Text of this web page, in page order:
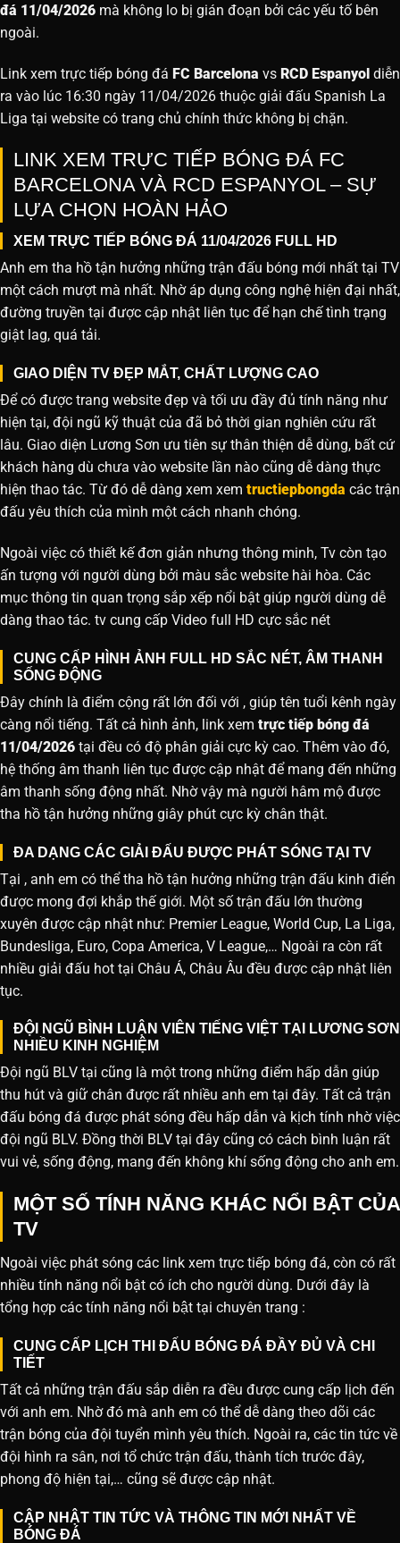
đá 11/04/2026 mà không lo bị gián đoạn bởi các yếu tố bên
ngoài.
Link xem trực tiếp bóng đá FC Barcelona vs RCD Espanyol diễn
ra vào lúc 16:30 ngày 11/04/2026 thuộc giải đấu Spanish La
Liga tại website có trang chủ chính thức không bị chặn.
LINK XEM TRỰC TIẾP BÓNG ĐÁ FC
BARCELONA VÀ RCD ESPANYOL – SỰ
LỰA CHỌN HOÀN HẢO
XEM TRỰC TIẾP BÓNG ĐÁ 11/04/2026 FULL HD
Anh em tha hồ tận hưởng những trận đấu bóng mới nhất tại TV
một cách mượt mà nhất. Nhờ áp dụng công nghệ hiện đại nhất,
đường truyền tại được cập nhật liên tục để hạn chế tình trạng
giật lag, quá tải.
GIAO DIỆN TV ĐẸP MẮT, CHẤT LƯỢNG CAO
Để có được trang website đẹp và tối ưu đầy đủ tính năng như
hiện tại, đội ngũ kỹ thuật của đã bỏ thời gian nghiên cứu rất
lâu. Giao diện Lương Sơn ưu tiên sự thân thiện dễ dùng, bất cứ
khách hàng dù chưa vào website lần nào cũng dễ dàng thực
hiện thao tác. Từ đó dễ dàng xem xem tructiepbongda các trận
đấu yêu thích của mình một cách nhanh chóng.
Ngoài việc có thiết kế đơn giản nhưng thông minh, Tv còn tạo
ấn tượng với người dùng bởi màu sắc website hài hòa. Các
mục thông tin quan trọng sắp xếp nổi bật giúp người dùng dễ
dàng thao tác. tv cung cấp Video full HD cực sắc nét
CUNG CẤP HÌNH ẢNH FULL HD SẮC NÉT, ÂM THANH
SỐNG ĐỘNG
Đây chính là điểm cộng rất lớn đối với , giúp tên tuổi kênh ngày
càng nổi tiếng. Tất cả hình ảnh, link xem trực tiếp bóng đá
11/04/2026 tại đều có độ phân giải cực kỳ cao. Thêm vào đó,
hệ thống âm thanh liên tục được cập nhật để mang đến những
âm thanh sống động nhất. Nhờ vậy mà người hâm mộ được
tha hồ tận hưởng những giây phút cực kỳ chân thật.
ĐA DẠNG CÁC GIẢI ĐẤU ĐƯỢC PHÁT SÓNG TẠI TV
Tại , anh em có thể tha hồ tận hưởng những trận đấu kinh điển
được mong đợi khắp thế giới. Một số trận đấu lớn thường
xuyên được cập nhật như: Premier League, World Cup, La Liga,
Bundesliga, Euro, Copa America, V League,… Ngoài ra còn rất
nhiều giải đấu hot tại Châu Á, Châu Âu đều được cập nhật liên
tục.
ĐỘI NGŨ BÌNH LUẬN VIÊN TIẾNG VIỆT TẠI LƯƠNG SƠN
NHIỀU KINH NGHIỆM
Đội ngũ BLV tại cũng là một trong những điểm hấp dẫn giúp
thu hút và giữ chân được rất nhiều anh em tại đây. Tất cả trận
đấu bóng đá được phát sóng đều hấp dẫn và kịch tính nhờ việc
đội ngũ BLV. Đồng thời BLV tại đây cũng có cách bình luận rất
vui vẻ, sống động, mang đến không khí sống động cho anh em.
MỘT SỐ TÍNH NĂNG KHÁC NỔI BẬT CỦA
TV
Ngoài việc phát sóng các link xem trực tiếp bóng đá, còn có rất
nhiều tính năng nổi bật có ích cho người dùng. Dưới đây là
tổng hợp các tính năng nổi bật tại chuyên trang :
CUNG CẤP LỊCH THI ĐẤU BÓNG ĐÁ ĐẦY ĐỦ VÀ CHI
TIẾT
Tất cả những trận đấu sắp diễn ra đều được cung cấp lịch đến
với anh em. Nhờ đó mà anh em có thể dễ dàng theo dõi các
trận bóng của đội tuyển mình yêu thích. Ngoài ra, các tin tức về
đội hình ra sân, nơi tổ chức trận đấu, thành tích trước đây,
phong độ hiện tại,… cũng sẽ được cập nhật.
CẬP NHẬT TIN TỨC VÀ THÔNG TIN MỚI NHẤT VỀ
BÓNG ĐÁ